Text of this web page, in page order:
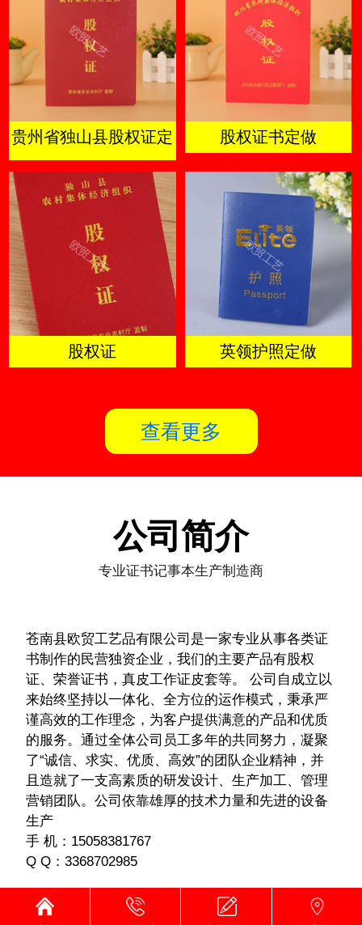
贵州省独山县股权证定
做厂家
股权证书定做
股权证 英领护照定做
查看更多
公司简介
专业证书记事本生产制造商
苍南县欧贸工艺品有限公司是一家专业从事各类证
书制作的民营独资企业，我们的主要产品有股权
证、荣誉证书，真皮工作证皮套等。 公司自成立以
来始终坚持以一体化、全方位的运作模式，秉承严
谨高效的工作理念，为客户提供满意的产品和优质
的服务。通过全体公司员工多年的共同努力，凝聚
了“诚信、求实、优质、高效”的团队企业精神，并
且造就了一支高素质的研发设计、生产加工、管理
营销团队。公司依靠雄厚的技术力量和先进的设备
生产
手 机：15058381767
Q Q：3368702985